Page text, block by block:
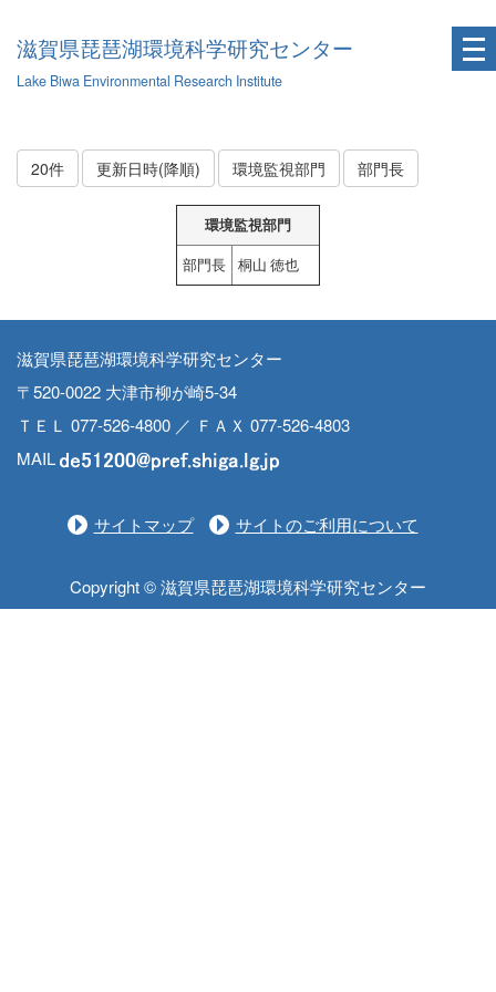
滋賀県琵琶湖環境科学研究センター
Lake Biwa Environmental Research Institute
20件 更新日時(降順) 環境監視部門 部門長
環境監視部門
部門長
桐山 徳也
滋賀県琵琶湖環境科学研究センター
〒520-0022 大津市柳が崎5-34
ＴＥＬ 077-526-4800 ／ ＦＡＸ 077-526-4803
MAIL
サイトマップ サイトのご利用について
Copyright © 滋賀県琵琶湖環境科学研究センター